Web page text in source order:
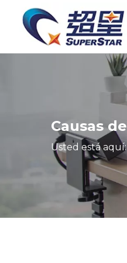
Causas
Usted está aquí: